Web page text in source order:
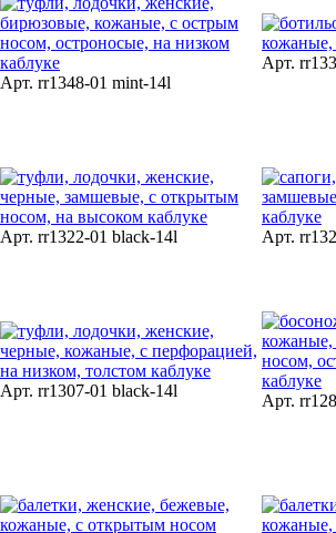
Арт. rr1348-01 mint-14l
Арт.
Арт. rr1322-01 black-14l Арт.
Арт. rr1307-01 black-14l
Арт.